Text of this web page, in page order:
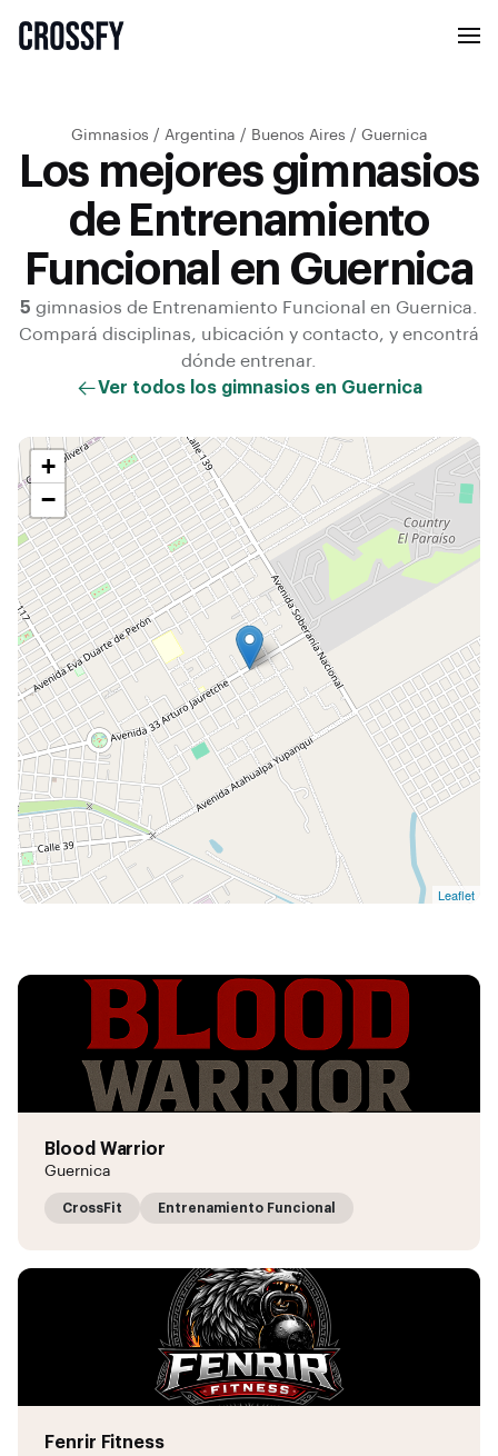
Gimnasios / Argentina / Buenos Aires / Guernica
Los mejores gimnasios
de Entrenamiento
Funcional en Guernica
5 gimnasios de Entrenamiento Funcional en Guernica
Compará disciplinas, ubicación y contacto, y encontrá
dónde entrenar.
Ver todos los gimnasios en Guernica
+
−
Leaflet
Blood Warrior
Guernica
CrossFit Entrenamiento Funcional
Fenrir Fitness